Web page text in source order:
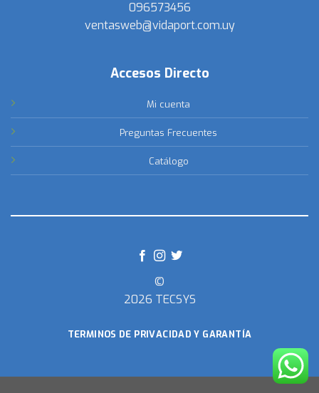
096573456
ventasweb@vidaport.com.uy
Accesos Directo
Mi cuenta
Preguntas Frecuentes
Catálogo
©
2026 TECSYS
TERMINOS DE PRIVACIDAD Y GARANTÍA